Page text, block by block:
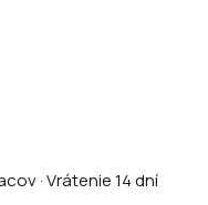
· Vrátenie 14 dní